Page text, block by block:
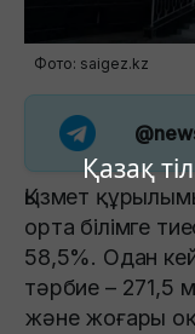
Қазақ
Фото: saigez.kz
Қызмет
орта білімге
58,5%. Одан
тәрбие – 271,5
және жоғары